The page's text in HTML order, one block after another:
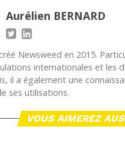
Aurélien BERNARD
Newsweed en 2015.
internationales et les
il a également une
ses utilisations.
VOUS AIMEREZ